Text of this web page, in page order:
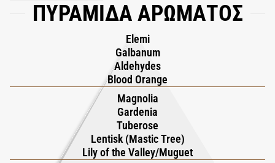
το ανατρεπτικό fougère Unutamam, ο Shinanay επιβεβαιώνει
Σχεδιασμένο από τον αρωματοποιό Άγγελο Μπαλαμή, είναι μια
μελέτη στην ένταση - όπου η ομορφιά και η πρόκληση
συνυπάρχουν και οι παραδοσιακές δομές διαλύονται σε απτική,
συναισθηματική έκφραση. Το άρωμα ανοίγει με αλδεϋδική
φωτεινότητα, πορτοκάλι αίματος, ελέμι και γάλβανο,
δημιουργώντας μια απότομη, φωτεινή ανάβαση. Στην καρδιά
του, ναρκωτική γαρδένια, τουμπερόζα, μανόλια, μουγκέτ και
ΠΥΡΑΜΙΔΑ ΑΡΩΜΑΤΟΣ
Elemi
Galbanum
Aldehydes
Blood Orange
Magnolia
Gardenia
Tuberose
Lentisk (Mastic Tree)
Lily of the Valley/Muguet